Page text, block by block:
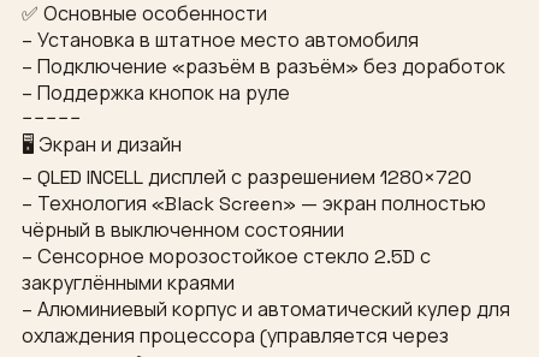
✅ Основные особенности
– Установка в штатное место автомобиля
– Подключение «разъём в разъём» без доработок
– Поддержка кнопок на руле
−−−−−
🖥 Экран и дизайн
– QLED INCELL дисплей с разрешением 1280×720
– Технология «Black Screen» — экран полностью
чёрный в выключенном состоянии
– Сенсорное морозостойкое стекло 2.5D с
закруглёнными краями
– Алюминиевый корпус и автоматический кулер для
охлаждения процессора (управляется через